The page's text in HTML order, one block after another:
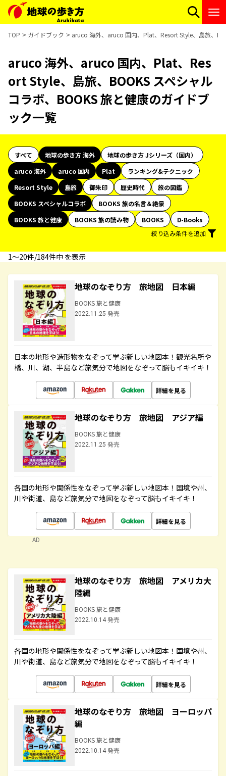
TOP ガイドブック aruco 海外、aruco 国内、Plat、Resort Style、島旅、
aruco 海外、aruco 国内、Plat、Res
ort Style、島旅、BOOKS スペシャル
コラボ、BOOKS 旅と健康のガイドブ
ック一覧
すべて 地球の歩き方 海外
地球の歩き方 Jシリーズ（国内）
aruco 海外
aruco 国内 Plat
ランキング&テクニック
Resort Style
島旅 御朱印 歴史時代
旅の図鑑
BOOKS スペシャルコラボ
BOOKS 旅の名言＆絶景
BOOKS 旅と健康
BOOKS 旅の読み物 BOOKS
D-Books
絞り込み条件を追加
1〜20件/184件中 を表示
地球のなぞり方 旅地図 日本編
BOOKS 旅と健康
2022.11.25 発売
日本の地形や造形物をなぞって学ぶ新しい地図本！観光名所や
橋、川、湖、半島など旅気分で地図をなぞって脳もイキイキ！
詳細を見る
地球のなぞり方 旅地図 アジア編
BOOKS 旅と健康
2022.11.25 発売
各国の地形や関係性をなぞって学ぶ新しい地図本！国境や州、
川や街道、島など旅気分で地図をなぞって脳もイキイキ！
詳細を見る
AD
地球のなぞり方 旅地図 アメリカ大
陸編
BOOKS 旅と健康
2022.10.14 発売
各国の地形や関係性をなぞって学ぶ新しい地図本！国境や州、
川や街道、島など旅気分で地図をなぞって脳もイキイキ！
詳細を見る
地球のなぞり方 旅地図 ヨーロッパ
編
BOOKS 旅と健康
2022.10.14 発売